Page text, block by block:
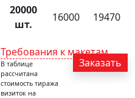
20000
шт.
16000 19470
Требования к макетам
Заказать
В таблице
рассчитана
стоимость тиража
визиток на